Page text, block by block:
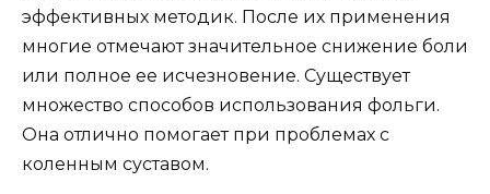
эффективных методик. После их применения
многие отмечают значительное снижение боли
или полное ее исчезновение. Существует
множество способов использования фольги.
Она отлично помогает при проблемах с
коленным суставом.